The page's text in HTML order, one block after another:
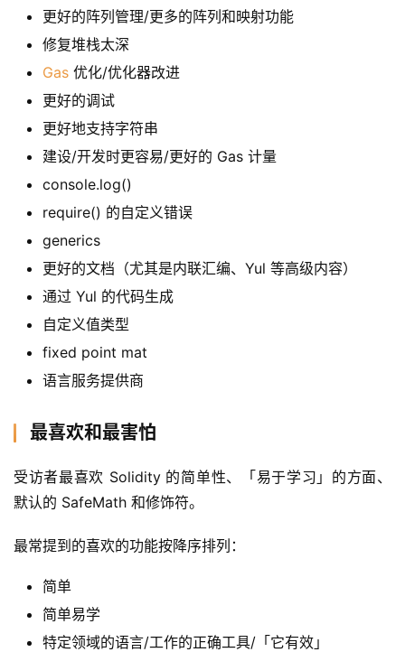
更好的阵列管理/更多的阵列和映射功能
修复堆栈太深
Gas 优化/优化器改进
更好的调试
更好地支持字符串
建设/开发时更容易/更好的 Gas 计量
console.log()
require() 的自定义错误
generics
更好的文档（尤其是内联汇编、Yul 等高级内容）
通过 Yul 的代码生成
自定义值类型
fixed point mat
语言服务提供商
最喜欢和最害怕
受访者最喜欢 Solidity 的简单性、「易于学习」的方面、
默认的 SafeMath 和修饰符。
最常提到的喜欢的功能按降序排列：
简单
简单易学
特定领域的语言/工作的正确工具/「它有效」